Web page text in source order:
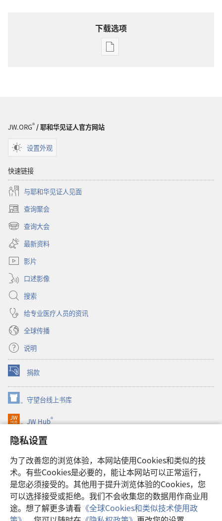
隐私设置
为了改善您的浏览体验，本网站使用Cookies和类似的技
术。有些Cookies是必要的，能让本网站可以正常运行，
是您必须接受的。其他用于提升浏览体验的Cookies，您
可以选择接受或拒绝。我们不会收集您的数据用作商业用
途。想了解更多请看 《全球Cookies和类似技术使用政
下载选项
电
和
JW.ORG®/ 耶和华见证人官方网站
设置外观
快速链接
与耶和华见证人见面
查询聚会
（打
开
新
窗
口）
查询大会
（打
开
新
窗
最新资料
影片
口述影像
搜索
给专业医疗人员的资讯
全球传播
说明
捐款
（打
开
新
窗
口）
守望台线上书库
（打
开
新
口）
JW Hub®
（打
开
新
口）
JW Library®
Watchtower Library
Copyright© 2026 Watch Tower Bible and Tract Society of Pennsylvania.